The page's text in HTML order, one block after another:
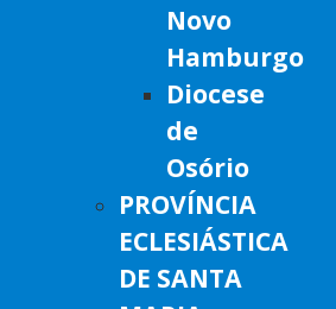
Novo
Hamburgo
Diocese
de
Osório
PROVÍNCIA
ECLESIÁSTICA
DE SANTA